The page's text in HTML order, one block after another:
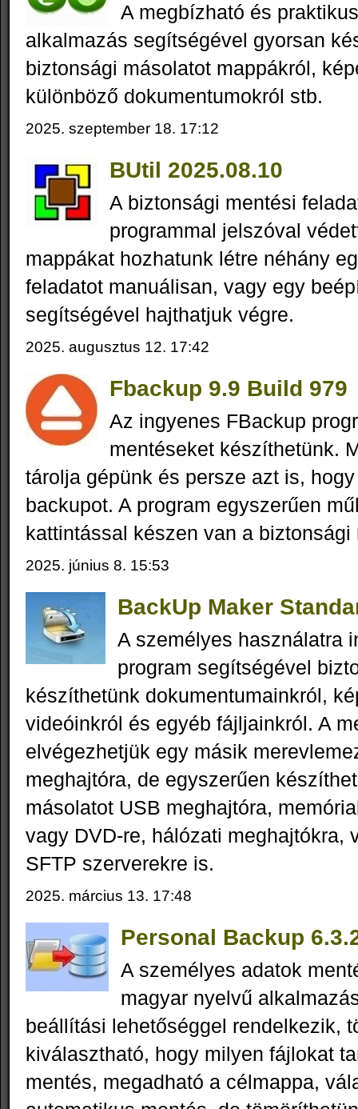
A megbízható és
alkalmazás segítségével gyorsan
biztonsági másolatot mappákról,
különböző dokumentumokról stb.
2025. szeptember 18. 17:12
BUtil 2025.08.10
A biztonsági mentési
programmal jelszóval
mappákat hozhatunk létre néhány
feladatot manuálisan, vagy egy
segítségével hajthatjuk végre.
2025. augusztus 12. 17:42
Fbackup 9.9 Build 979
Az ingyenes FBackup
mentéseket készíthetünk.
tárolja gépünk és persze azt is,
backupot. A program egyszerűen
kattintással készen van a biztonsági
2025. június 8. 15:53
BackUp Maker
A személyes használatra
program segítségével
készíthetünk dokumentumainkról,
videóinkról és egyéb fájljainkról. A
elvégezhetjük egy másik
meghajtóra, de egyszerűen
másolatot USB meghajtóra,
vagy DVD-re, hálózati meghajtókra,
SFTP szerverekre is.
2025. március 13. 17:48
Personal Backup
A személyes adatok
magyar nyelvű
beállítási lehetőséggel rendelkezik,
kiválasztható, hogy milyen fájlokat
mentés, megadható a célmappa,